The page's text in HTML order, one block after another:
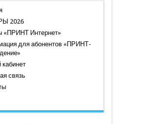
2026
«ПРИНТ Интернет»
для абонентов «ПРИНТ-
связь